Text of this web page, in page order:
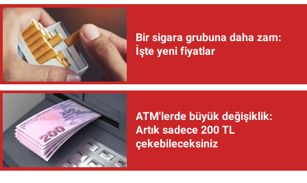
Bir sigara grubuna daha zam:
İşte yeni fiyatlar
ATM'lerde büyük değişiklik:
Artık sadece 200 TL
çekebileceksiniz